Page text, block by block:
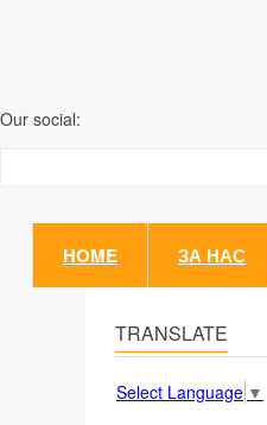
Our social:
HOME ЗА НАС
TRANSLATE
Select Language ▼